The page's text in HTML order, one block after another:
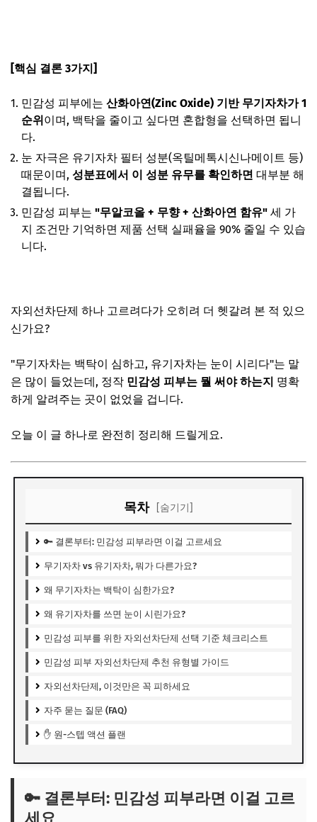
[핵심 결론 3가지]
민감성 피부에는 산화아연(Zinc Oxide) 기반 무기자차가 1
순위이며, 백탁을 줄이고 싶다면 혼합형을 선택하면 됩니
다.
눈 자극은 유기자차 필터 성분(옥틸메톡시신나메이트 등)
때문이며, 성분표에서 이 성분 유무를 확인하면 대부분 해
결됩니다.
민감성 피부는 "무알코올 + 무향 + 산화아연 함유" 세 가
지 조건만 기억하면 제품 선택 실패율을 90% 줄일 수 있습
니다.
자외선차단제 하나 고르려다가 오히려 더 헷갈려 본 적 있으
신가요?
"무기자차는 백탁이 심하고, 유기자차는 눈이 시리다"는 말
은 많이 들었는데, 정작 민감성 피부는 뭘 써야 하는지 명확
하게 알려주는 곳이 없었을 겁니다.
오늘 이 글 하나로 완전히 정리해 드릴게요.
목차 [숨기기]
🔑 결론부터: 민감성 피부라면 이걸 고르세요
무기자차 vs 유기자차, 뭐가 다른가요?
왜 무기자차는 백탁이 심한가요?
왜 유기자차를 쓰면 눈이 시린가요?
민감성 피부를 위한 자외선차단제 선택 기준 체크리스트
민감성 피부 자외선차단제 추천 유형별 가이드
자외선차단제, 이것만은 꼭 피하세요
자주 묻는 질문 (FAQ)
✋ 원-스텝 액션 플랜
🔑 결론부터: 민감성 피부라면 이걸 고르
세요